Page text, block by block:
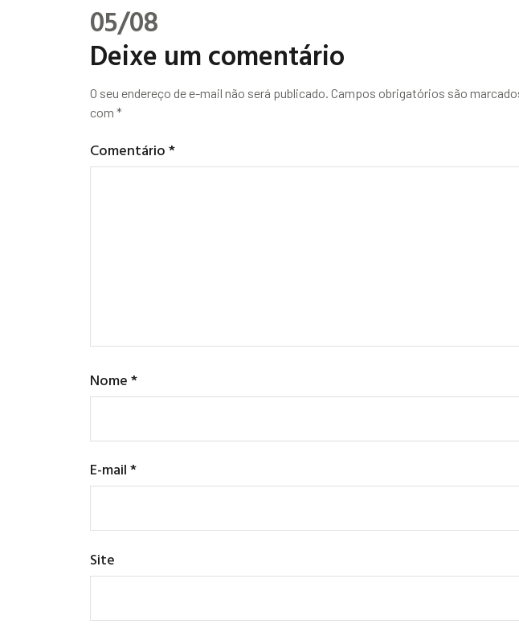
05/08
Deixe um comentário
O seu endereço de e-mail não será publicado. Campos obrigatórios são
com *
Comentário*
Nome*
E-mail*
Site